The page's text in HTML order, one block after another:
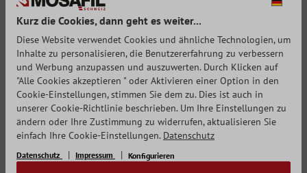
Kurz die Cookies, dann geht es weiter...
Diese Website verwendet Cookies und ähnliche Technologien, um
Inhalte zu personalisieren, die Benutzererfahrung zu verbessern
und Werbung anzupassen und auszuwerten. Durch Klicken auf
"Alle Cookies akzeptieren " oder Aktivieren einer Option in den
Cookie-Einstellungen, stimmen Sie dem zu. Dies ist auch in
unserer Cookie-Richtlinie beschrieben. Um Ihre Einstellungen zu
ändern oder Ihre Zustimmung zu widerrufen, aktualisieren Sie
einfach Ihre Cookie-Einstellungen. Datenschutz
Datenschutz Impressum Konfigurieren